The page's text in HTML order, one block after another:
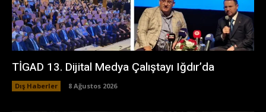
TİGAD 13. Dijital Medya Çalıştayı Iğdır’da
Dış Haberler 8 Ağustos 2026